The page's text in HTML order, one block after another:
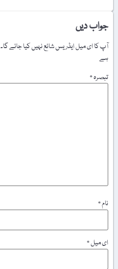
جواب دیں
آپ کا ای میل ایڈریس شائع نہیں کیا جائے گا۔
ہے
تبصرہ*
نام*
ای میل*